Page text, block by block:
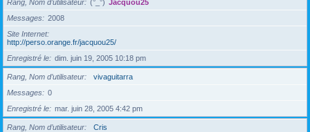
Rang, Nom d’utilisateur (°_°) Jacquou25
Messages
2008
Site Internet
http://perso.orange.fr/jacquou25/
Enregistré le
dim. juin 19, 2005 10:18 pm
Rang, Nom d’utilisateur
vivaguitarra
Messages
0
Enregistré le
mar. juin 28, 2005 4:42 pm
Rang, Nom d’utilisateur
Cris